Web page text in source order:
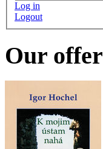
Log in
Logout
Our offer